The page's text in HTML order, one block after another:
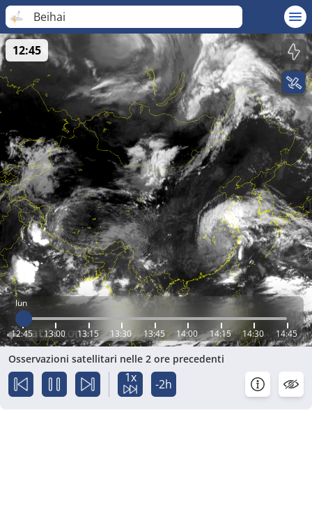
Beihai
lun
12:45 13:00 13:15 13:30 13:45 14:00 14:15 14:30 14:45
12:45
Osservazioni satellitari nelle 2 ore precedenti
1x -2h